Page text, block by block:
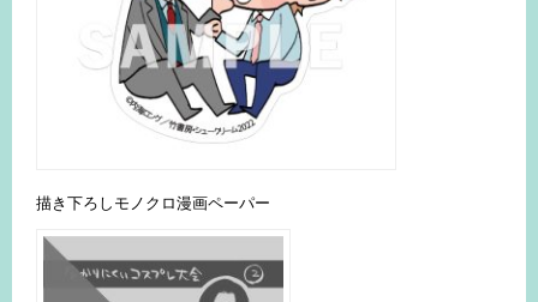
描き下ろしモノクロ漫画ペーパー